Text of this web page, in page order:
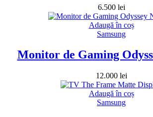
6.500 lei
Adaugă în coș
Samsung
Monitor de Gaming
12.000 lei
Adaugă în coș
Samsung